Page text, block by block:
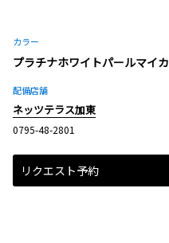
カラー
プラチナホワイトパールマイカ
配備店舗
ネッツテラス加東
0795-48-2801
リクエスト予約